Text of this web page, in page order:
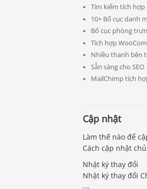
Tìm kiếm tích hợp
10+ Bố cục danh
Bố cục phòng
Tích hợp
Nhiều thanh bên
Sẵn sàng cho SEO
MailChimp tích
Cập nhật
Làm thế nào để
Cách cập nhật
Nhật ký thay đổi
Nhật ký thay đổi